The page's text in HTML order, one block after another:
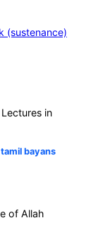
(sustenance)
in
bayans
of Allah